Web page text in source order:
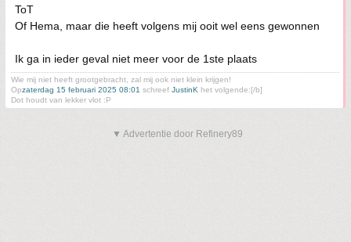
ToT
Of Hema, maar die heeft volgens mij ooit wel eens gewonnen
Ik ga in ieder geval niet meer voor de 1ste plaats
Wie mij niet heeft grootgebracht, zal mij ook niet klein krijgen!
Opzaterdag 15 februari 2025 08:01 schreef JustinK het volgende:[/b]
Dot houdt van lekker vlot :P
▼ Advertentie door Refinery89